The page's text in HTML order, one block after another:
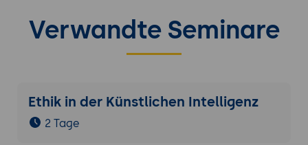
Verwandte Seminare
Ethik in der Künstlichen Intelligenz
2 Tage